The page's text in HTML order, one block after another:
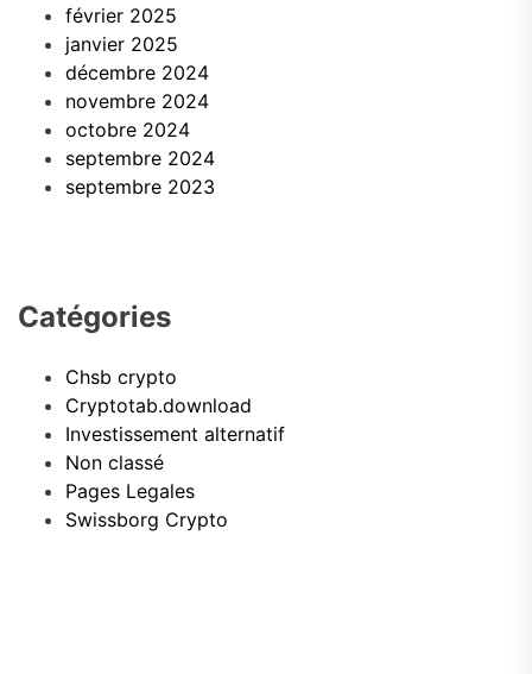
février 2025
janvier 2025
décembre 2024
novembre 2024
octobre 2024
septembre 2024
septembre 2023
Catégories
Chsb crypto
Cryptotab.download
Investissement alternatif
Non classé
Pages Legales
Swissborg Crypto